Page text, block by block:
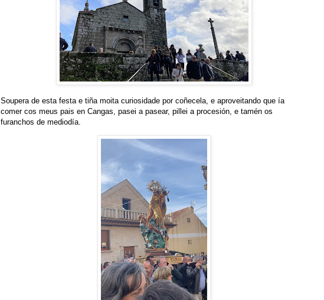
Soupera de esta festa e tiña moita curiosidade por coñecela, e aproveitando que ía
comer cos meus pais en Cangas, pasei a pasear, pillei a procesión, e tamén os
furanchos de mediodía.